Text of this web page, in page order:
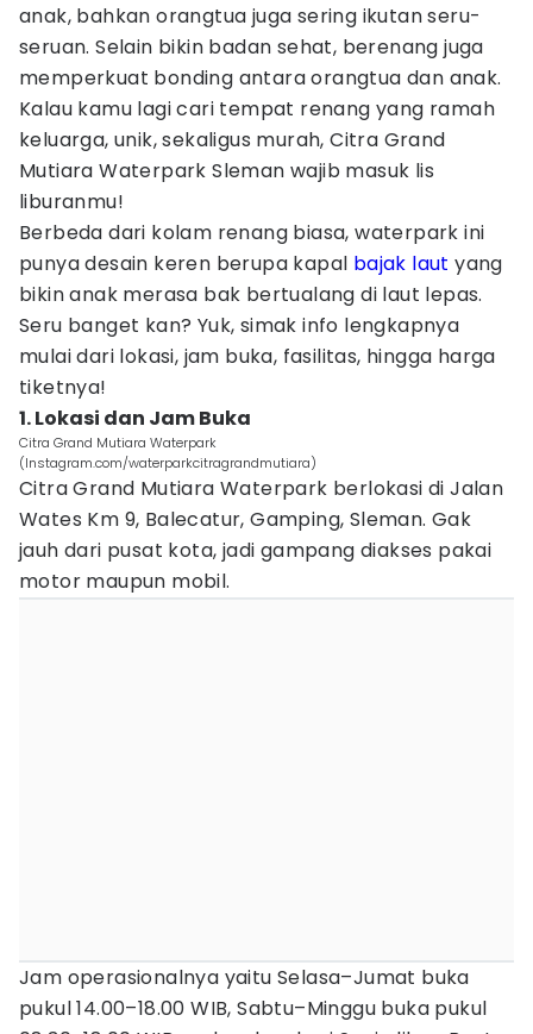
anak, bahkan orangtua juga sering ikutan seru-
seruan. Selain bikin badan sehat, berenang juga
memperkuat bonding antara orangtua dan anak.
Kalau kamu lagi cari tempat renang yang ramah
keluarga, unik, sekaligus murah, Citra Grand
Mutiara Waterpark Sleman wajib masuk lis
liburanmu!
Berbeda dari kolam renang biasa, waterpark ini
punya desain keren berupa kapal bajak laut yang
bikin anak merasa bak bertualang di laut lepas.
Seru banget kan? Yuk, simak info lengkapnya
mulai dari lokasi, jam buka, fasilitas, hingga harga
tiketnya!
1. Lokasi dan Jam Buka
Citra Grand Mutiara Waterpark
(Instagram.com/waterparkcitragrandmutiara)
Citra Grand Mutiara Waterpark berlokasi di Jalan
Wates Km 9, Balecatur, Gamping, Sleman. Gak
jauh dari pusat kota, jadi gampang diakses pakai
motor maupun mobil.
Jam operasionalnya yaitu Selasa–Jumat buka
pukul 14.00–18.00 WIB, Sabtu–Minggu buka pukul